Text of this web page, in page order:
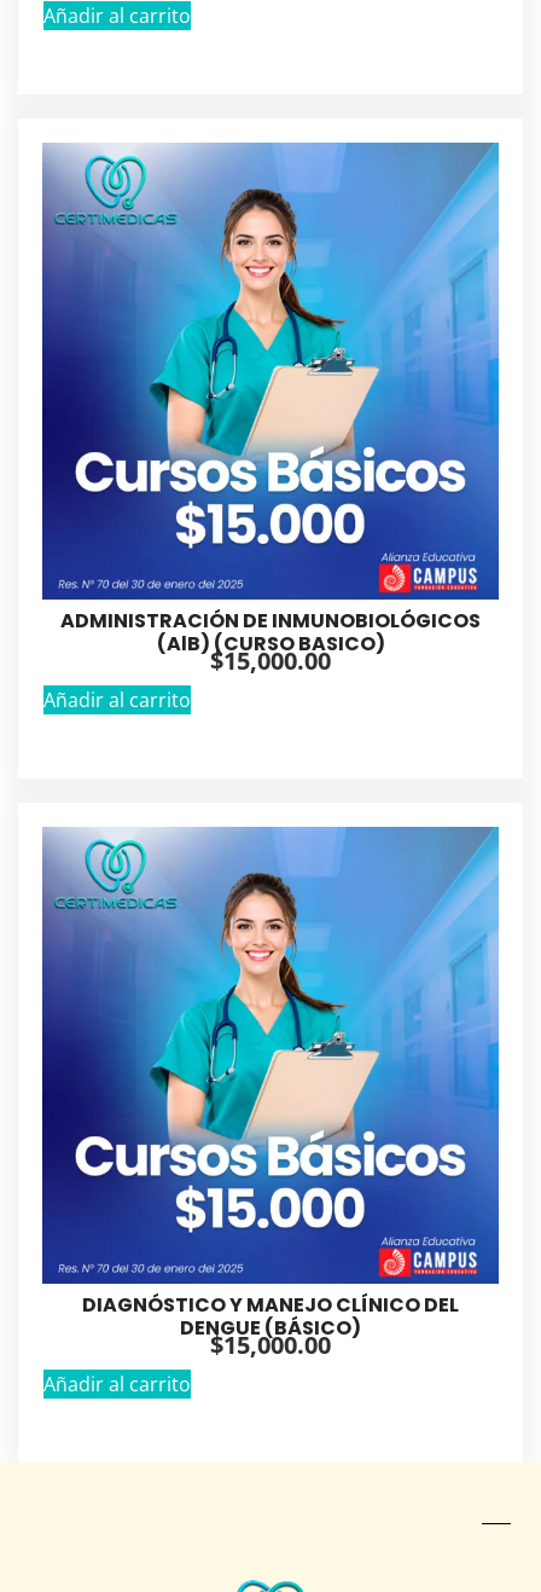
Añadir al carrito
ADMINISTRACIÓN DE INMUNOBIOLÓGICOS
(AlB) (CURSO BASICO)
$15,000.00
Añadir al carrito
DIAGNÓSTICO Y MANEJO CLÍNICO DEL
DENGUE (BÁSICO)
$15,000.00
Añadir al carrito